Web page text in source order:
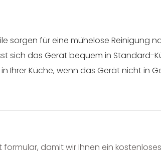
sorgen für eine mühelose Reinigung
sich das Gerät bequem in Standard-
Ihrer Küche, wenn das Gerät nicht in
damit wir Ihnen ein